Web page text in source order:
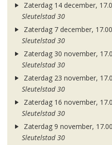
Zaterdag 14 december,
Sleutelstad 30
Zaterdag 7 december,
Sleutelstad 30
Zaterdag 30 november,
Sleutelstad 30
Zaterdag 23 november,
Sleutelstad 30
Zaterdag 16 november,
Sleutelstad 30
Zaterdag 9 november,
Sleutelstad 30